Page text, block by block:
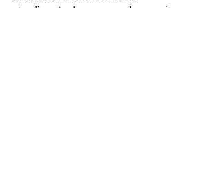
atendimento de seus membros mais